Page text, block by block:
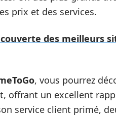
prix et des services.
des meilleurs
, vous pourrez
offrant un excellent
service client primé,